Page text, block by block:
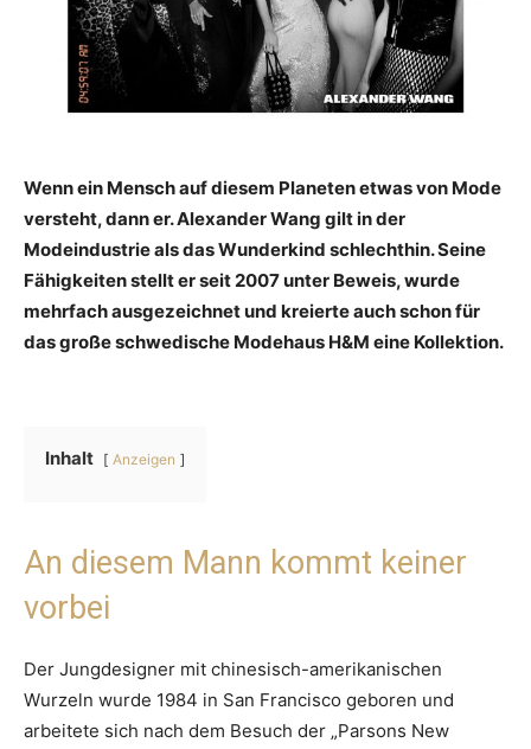
Wenn ein Mensch auf diesem Planeten etwas von Mode
versteht, dann er. Alexander Wang gilt in der
Modeindustrie als das Wunderkind schlechthin. Seine
Fähigkeiten stellt er seit 2007 unter Beweis, wurde
mehrfach ausgezeichnet und kreierte auch schon für
das große schwedische Modehaus H&M eine Kollektion.
Inhalt Anzeigen
An diesem Mann kommt keiner
vorbei
Der Jungdesigner mit chinesisch-amerikanischen
Wurzeln wurde 1984 in San Francisco geboren und
arbeitete sich nach dem Besuch der „Parsons New